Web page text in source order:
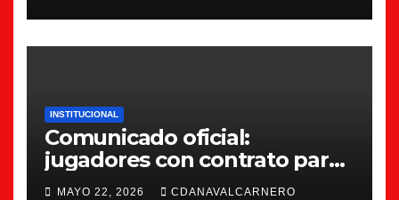
INSTITUCIONAL
Comunicado oficial:
jugadores con contrato para
la 26/27
MAYO 22, 2026 CDANAVALCARNERO